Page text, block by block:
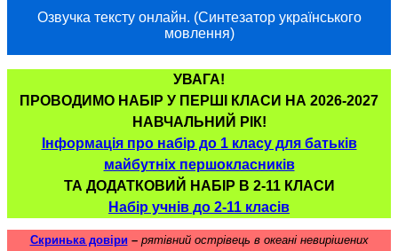
Озвучка тексту онлайн. (Синтезатор українського
мовлення)
УВАГА!
ПРОВОДИМО НАБІР У ПЕРШІ КЛАСИ НА 2026-2027
НАВЧАЛЬНИЙ РІК!
Інформація про набір до 1 класу для батьків
майбутніх першокласників
ТА ДОДАТКОВИЙ НАБІР В 2-11 КЛАСИ
Набір учнів до 2-11 класів
Скринька довіри– рятівний острівець в океані невирішених